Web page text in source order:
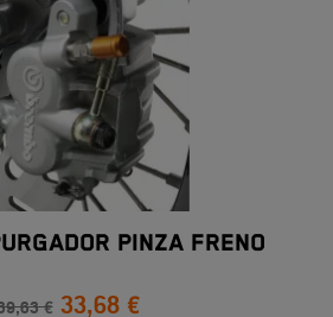
PINZA FRENO
€ 33,68 €